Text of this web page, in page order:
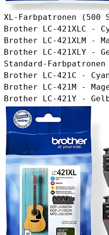
XL-Farbpatronen (500
Brother LC-421XLC -
Brother LC-421XLM -
Brother LC-421XLY -
Standard-
Brother LC-421C -
Brother LC-421M -
Brother LC-421Y -